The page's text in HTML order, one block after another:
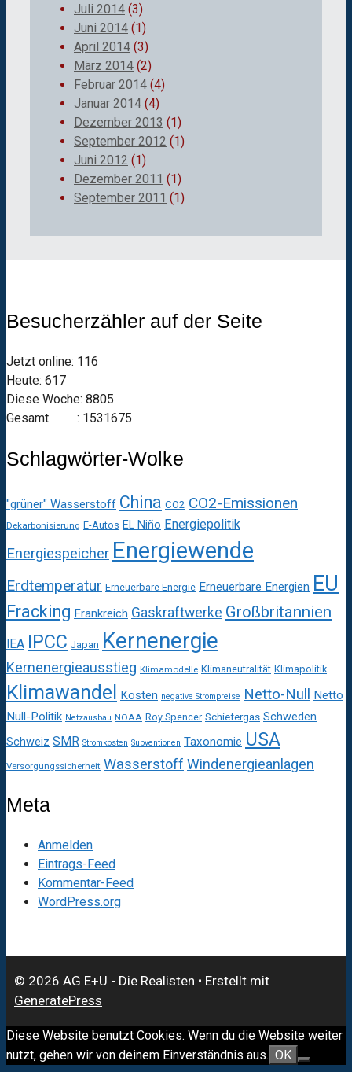
Juli 2014 (3)
Juni 2014 (1)
April 2014 (3)
März 2014 (2)
Februar 2014 (4)
Januar 2014 (4)
Dezember 2013 (1)
September 2012 (1)
Juni 2012 (1)
Dezember 2011 (1)
September 2011 (1)
Besucherzähler auf der Seite
Jetzt online: 116
Heute: 617
Diese Woche: 8805
Gesamt : 1531675
Schlagwörter-Wolke
"grüner" Wasserstoff China CO2 CO2-Emissionen
Dekarbonisierung E-Autos EL Niño Energiepolitik
Energiespeicher Energiewende
Erdtemperatur Erneuerbare Energie Erneuerbare Energien EU
Fracking Frankreich Gaskraftwerke Großbritannien
IEA IPCC Japan Kernenergie
Kernenergieausstieg Klimamodelle Klimaneutralität Klimapolitik
Klimawandel Kosten negative Strompreise Netto-Null Netto
Null-Politik Netzausbau NOAA Roy Spencer Schiefergas Schweden
Schweiz SMR Stromkosten Subventionen Taxonomie USA
Versorgungssicherheit Wasserstoff Windenergieanlagen
Meta
Anmelden
Eintrags-Feed
Kommentar-Feed
WordPress.org
© 2026 AG E+U - Die Realisten • Erstellt mit
GeneratePress
Diese Website benutzt Cookies. Wenn du die Website weiter
nutzt, gehen wir von deinem Einverständnis aus. OK